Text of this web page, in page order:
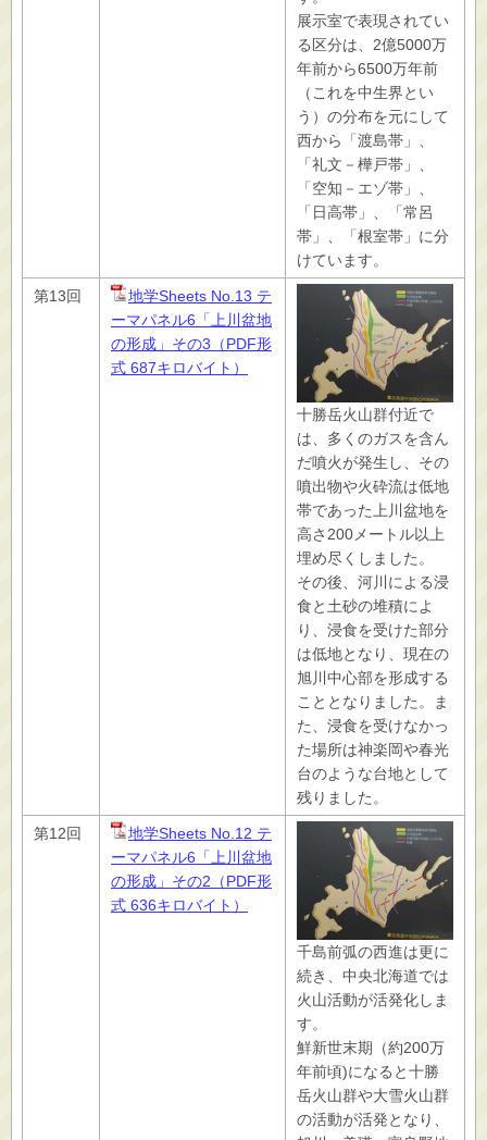
展示室で表現されてい
る区分は、2億5000万
年前から6500万年前
（これを中生界とい
う）の分布を元にして
西から「渡島帯」、
「礼文－樺戸帯」、
「空知－エゾ帯」、
「日高帯」、「常呂
帯」、「根室帯」に分
けています。
第13回
地学Sheets No.13 テ
ーマパネル6「上川盆地
の形成」その3（PDF形
式 687キロバイト）
十勝岳火山群付近で
は、多くのガスを含ん
だ噴火が発生し、その
噴出物や火砕流は低地
帯であった上川盆地を
高さ200メートル以上
埋め尽くしました。
その後、河川による浸
食と土砂の堆積によ
り、浸食を受けた部分
は低地となり、現在の
旭川中心部を形成する
こととなりました。ま
た、浸食を受けなかっ
た場所は神楽岡や春光
台のような台地として
残りました。
第12回
地学Sheets No.12 テ
ーマパネル6「上川盆地
の形成」その2（PDF形
式 636キロバイト）
千島前弧の西進は更に
続き、中央北海道では
火山活動が活発化しま
す。
鮮新世末期（約200万
年前頃)になると十勝
岳火山群や大雪火山群
の活動が活発となり、